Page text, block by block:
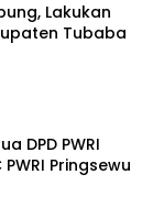
Lakukan
Tubaba
DPD PWRI
Pringsewu